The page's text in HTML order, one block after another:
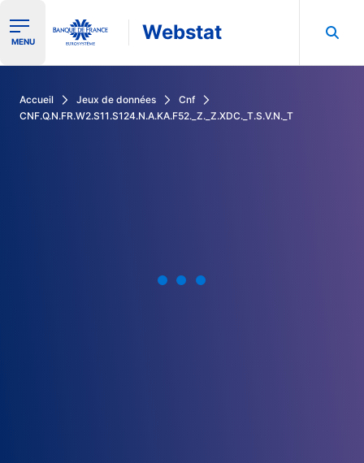
Ouvrir le menu de navigation
MENU Webstat
Accueil Jeux de données
Cnf
CNF.Q.N.FR.W2.S11.S124.N.A.KA.F52._Z._Z.XDC._T.S.V.N._T